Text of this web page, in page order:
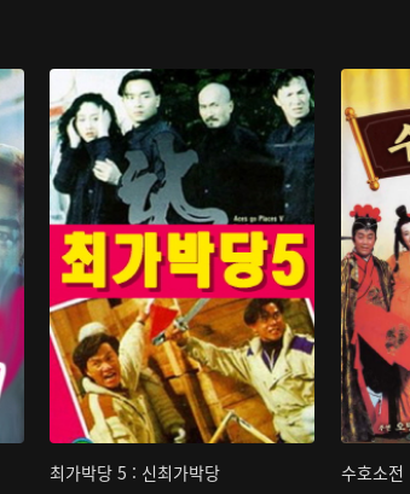
최가박당 5 : 신최가박당 수호소전